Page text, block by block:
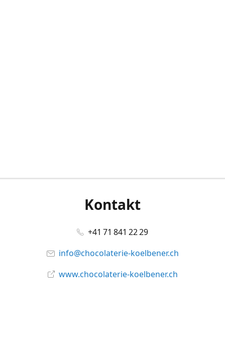
Kontakt
+41 71 841 22 29
info@chocolaterie-koelbener.ch
www.chocolaterie-koelbener.ch